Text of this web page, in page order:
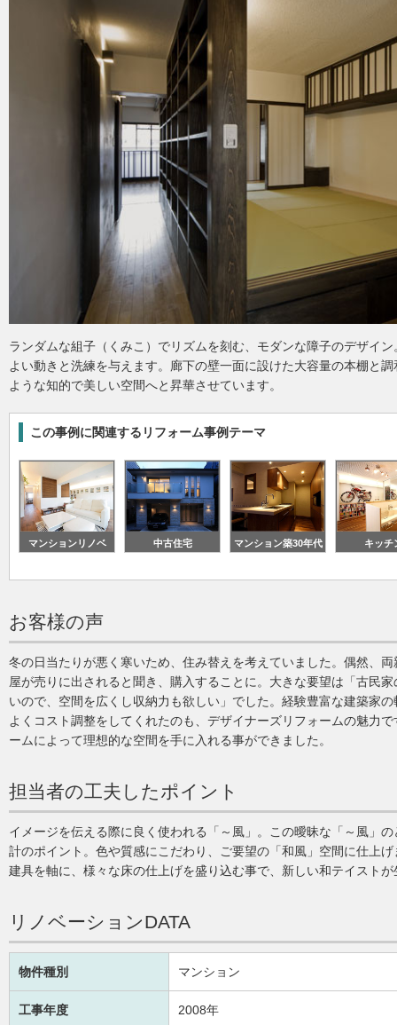
ランダムな組子（くみこ）でリズムを刻む、モダンな障子のデザイ
よい動きと洗練を与えます。廊下の壁一面に設けた大容量の本棚と
ような知的で美しい空間へと昇華させています。
この事例に関連するリフォーム事例テーマ
マンションリノベ 中古住宅 マンション築30年代 キッチ
お客様の声
冬の日当たりが悪く寒いため、住み替えを考えていました。偶然、
屋が売りに出されると聞き、購入することに。大きな要望は「古民
いので、空間を広くし収納力も欲しい」でした。経験豊富な建築家
よくコスト調整をしてくれたのも、デザイナーズリフォームの魅力
ームによって理想的な空間を手に入れる事ができました。
担当者の工夫したポイント
イメージを伝える際に良く使われる「～風」。この曖昧な「～風」
計のポイント。色や質感にこだわり、ご要望の「和風」空間に仕上
建具を軸に、様々な床の仕上げを盛り込む事で、新しい和テイスト
リノベーションDATA
物件種別 マンション
工事年度 2008年